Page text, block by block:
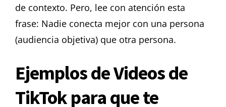
de contexto. Pero, lee con atención esta
frase: Nadie conecta mejor con una persona
(audiencia objetiva) que otra persona.
Ejemplos de Videos de
TikTokpara que te